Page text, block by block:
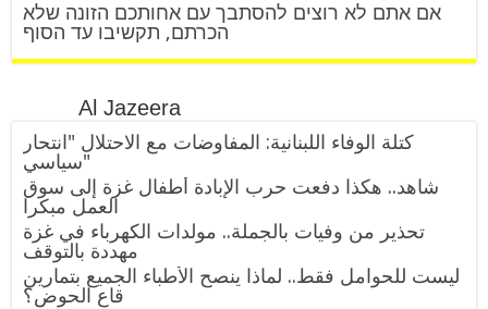
אם אתם לא רוצים להסתבך עם אחותכם הזונה שלא
הכרתם, תקשיבו עד הסוף
Al Jazeera
كتلة الوفاء اللبنانية: المفاوضات مع الاحتلال "انتحار
سياسي"
شاهد.. هكذا دفعت حرب الإبادة أطفال غزة إلى سوق
العمل مبكرا
تحذير من وفيات بالجملة.. مولدات الكهرباء في غزة
مهددة بالتوقف
ليست للحوامل فقط.. لماذا ينصح الأطباء الجميع بتمارين
قاع الحوض؟